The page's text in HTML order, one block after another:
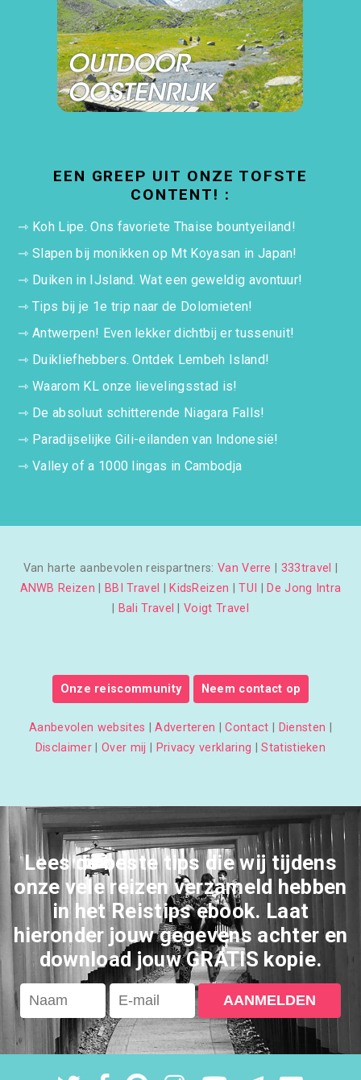
EEN GREEP UIT ONZE TOFSTE
CONTENT! :
⇾ Koh Lipe. Ons favoriete Thaise bountyeiland!
⇾Slapen bij monikken op Mt Koyasan in Japan!
⇾ Duiken in IJsland. Wat een geweldig avontuur!
⇾Tips bij je 1e trip naar de Dolomieten!
⇾Antwerpen! Even lekker dichtbij er tussenuit!
⇾ Duikliefhebbers. Ontdek Lembeh Island!
⇾Waarom KL onze lievelingsstad is!
⇾ De absoluut schitterende Niagara Falls!
⇾ Paradijselijke Gili-eilanden van Indonesië!
⇾Valley of a 1000 lingas in Cambodja
Van harte aanbevolen reispartners: Van Verre 333travel
ANWB Reizen
BBI Travel KidsReizen |TUI
De Jong Intra
Bali Travel |Voigt Travel
Onze reiscommunity Neem contact op
Aanbevolen websites |Adverteren |Contact Diensten
Disclaimer |Over mij Privacy verklaring |Statistieken
Lees de beste tips die wij tijdens
onze vele reizen verzameld hebben
in het Reistips ebook. Laat
hieronder jouw gegevens achter en
download jouw GRATIS kopie.